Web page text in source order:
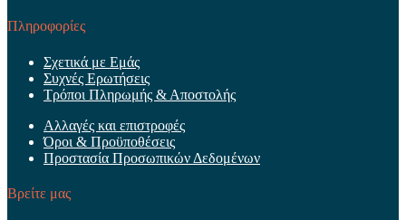
Πληροφορίες
Σχετικά με Εμάς
Συχνές Ερωτήσεις
Τρόποι Πληρωμής & Αποστολής
Αλλαγές και επιστροφές
Όροι & Προϋποθέσεις
Προστασία Προσωπικών Δεδομένων
Βρείτε μας